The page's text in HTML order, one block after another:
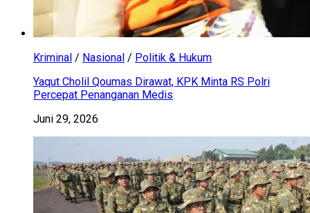
Kriminal / Nasional / Politik & Hukum
Yaqut Cholil Qoumas Dirawat, KPK Minta RS Polri
Percepat Penanganan Medis
Juni 29, 2026